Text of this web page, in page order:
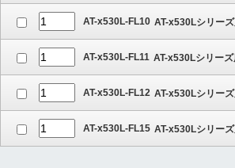
AT-x530L-FL10 AT-x530Lシリー
AT-x530L-FL11 AT-x530Lシリー
AT-x530L-FL12 AT-x530Lシリー
AT-x530L-FL15 AT-x530Lシリー